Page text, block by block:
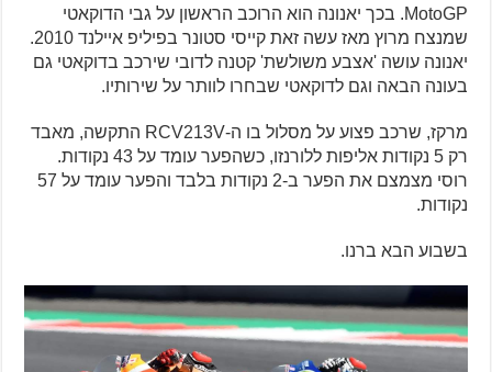
MotoGP. בכך יאנונה הוא הרוכב הראשון על גבי הדוקאטי
שמנצח מרוץ מאז עשה זאת קייסי סטונר בפיליפ איילנד 2010.
יאנונה עושה 'אצבע משולשת' קטנה לדובי שירכב בדוקאטי גם
בעונה הבאה וגם לדוקאטי שבחרו לוותר על שירותיו.
מרקז, שרכב פצוע על מסלול בו ה-RCV213V התקשה, מאבד
רק 5 נקודות אליפות ללורנזו, כשהפער עומד על 43 נקודות.
רוסי מצמצם את הפער ב-2 נקודות בלבד והפער עומד על 57
נקודות.
בשבוע הבא ברנו.